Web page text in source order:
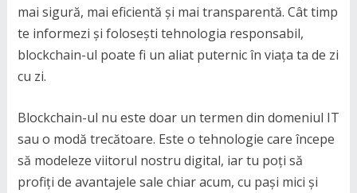
mai sigură, mai eficientă și mai transparentă. Cât timp
te informezi și folosești tehnologia responsabil,
blockchain-ul poate fi un aliat puternic în viața ta de zi
cu zi.
Blockchain-ul nu este doar un termen din domeniul IT
sau o modă trecătoare. Este o tehnologie care începe
să modeleze viitorul nostru digital, iar tu poți să
profiți de avantajele sale chiar acum, cu pași mici și